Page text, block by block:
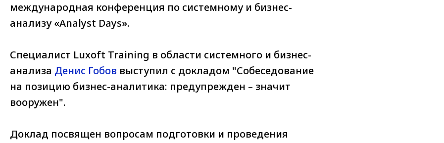
международная конференция по системному и бизнес-
анализу «Analyst Days».
Специалист Luxoft Training в области системного и бизнес-
анализа Денис Гобов выступил с докладом "Собеседование
на позицию бизнес-аналитика: предупрежден – значит
вооружен".
Доклад посвящен вопросам подготовки и проведения